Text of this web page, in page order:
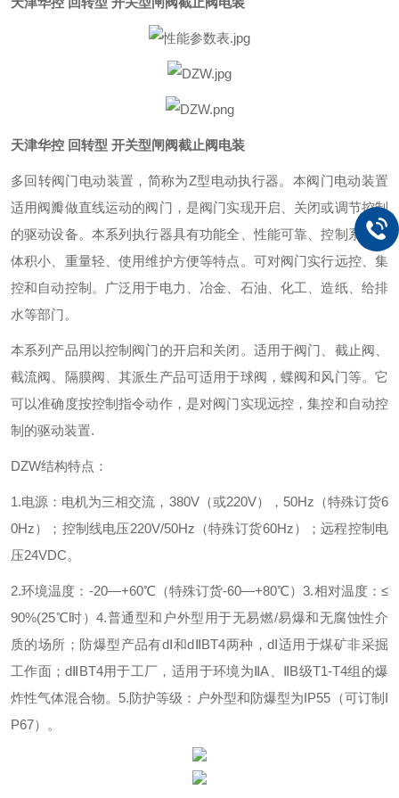
天津华控 回转型 开关型闸阀截止阀电装
多回转阀门电动装置，简称为Z型电动执行器。本阀门电动装置
适用阀瓣做直线运动的阀门，是阀门实现开启、关闭或调节控制
的驱动设备。本系列执行器具有功能全、性能可靠、控制系统、
体积小、重量轻、使用维护方便等特点。可对阀门实行远控、集
控和自动控制。广泛用于电力、冶金、石油、化工、造纸、给排
水等部门。
本系列产品用以控制阀门的开启和关闭。适用于阀门、截止阀、
截流阀、隔膜阀、其派生产品可适用于球阀，蝶阀和风门等。它
可以准确度按控制指令动作，是对阀门实现远控，集控和自动控
制的驱动装置.
DZW结构特点：
1.电源：电机为三相交流，380V（或220V），50Hz（特殊订货6
0Hz）；控制线电压220V/50Hz（特殊订货60Hz）；远程控制电
压24VDC。
2.环境温度：-20—+60℃（特殊订货-60—+80℃）3.相对温度：≤
90%(25℃时）4.普通型和户外型用于无易燃/易爆和无腐蚀性介
质的场所；防爆型产品有dⅠ和dⅡBT4两种，dⅠ适用于煤矿非采掘
工作面；dⅡBT4用于工厂，适用于环境为ⅡA、ⅡB级T1-T4组的爆
炸性气体混合物。 5.防护等级：户外型和防爆型为IP55（可订制I
P67）。